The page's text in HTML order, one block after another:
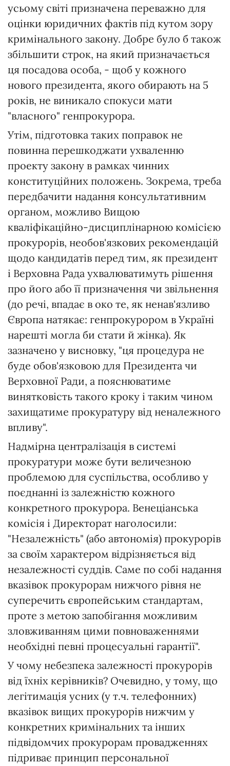
усьому світі призначена переважно для
оцінки юридичних фактів під кутом зору
кримінального закону. Добре було б також
збільшити строк, на який призначається
ця посадова особа, - щоб у кожного
нового президента, якого обирають на 5
років, не виникало спокуси мати
"власного" генпрокурора.
Утім, підготовка таких поправок не
повинна перешкоджати ухваленню
проекту закону в рамках чинних
конституційних положень. Зокрема, треба
передбачити надання консультативним
органом, можливо Вищою
кваліфікаційно-дисциплінарною комісією
прокурорів, необов'язкових рекомендацій
щодо кандидатів перед тим, як президент
і Верховна Рада ухвалюватимуть рішення
про його або її призначення чи звільнення
(до речі, впадає в око те, як ненав'язливо
Європа натякає: генпрокурором в Україні
нарешті могла би стати й жінка). Як
зазначено у висновку, "ця процедура не
буде обов'язковою для Президента чи
Верховної Ради, а пояснюватиме
винятковість такого кроку і таким чином
захищатиме прокуратуру від неналежного
впливу".
Надмірна централізація в системі
прокуратури може бути величезною
проблемою для суспільства, особливо у
поєднанні із залежністю кожного
конкретного прокурора. Венеціанська
комісія і Директорат наголосили:
"Незалежність" (або автономія) прокурорів
за своїм характером відрізняється від
незалежності суддів. Саме по собі надання
вказівок прокурорам нижчого рівня не
суперечить європейським стандартам,
проте з метою запобігання можливим
зловживанням цими повноваженнями
необхідні певні процесуальні гарантії".
У чому небезпека залежності прокурорів
від їхніх керівників? Очевидно, у тому, що
легітимація усних (у т.ч. телефонних)
вказівок вищих прокурорів нижчим у
конкретних кримінальних та інших
підвідомчих прокурорам провадженнях
підриває принцип персональної